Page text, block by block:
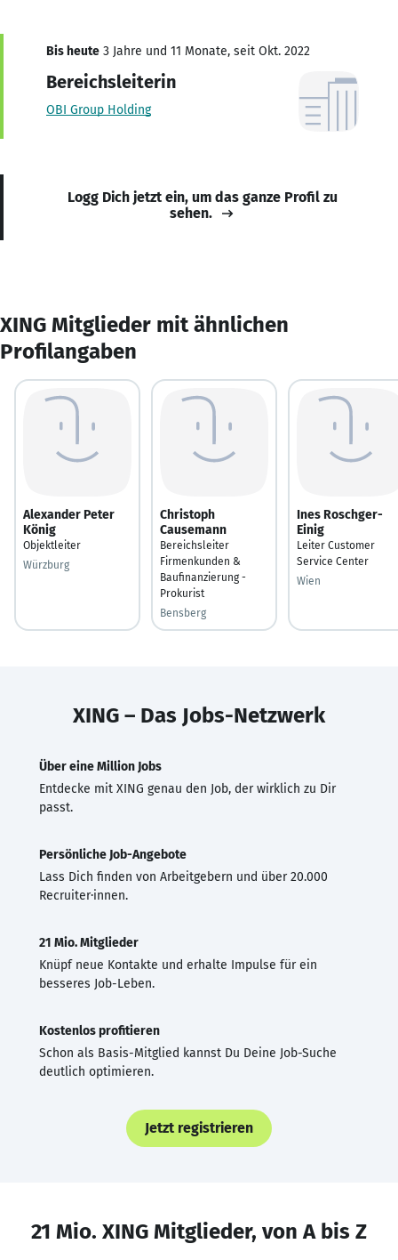
Bis heute 3 Jahre und 11 Monate, seit Okt. 2022
Bereichsleiterin
OBI Group Holding
Logg Dich jetzt ein, um das ganze Profil zu
sehen.
XING Mitglieder mit ähnlichen
Profilangaben
Alexander Peter
König
Objektleiter
Würzburg
Christoph
Causemann
Bereichsleiter
Firmenkunden &
Baufinanzierung -
Prokurist
Bensberg
Ines Roschger-
Einig
Leiter Customer
Service Center
Wien
XING – Das Jobs-Netzwerk
Über eine Million Jobs
Entdecke mit XING genau den Job, der wirklich zu Dir
passt.
Persönliche Job-Angebote
Lass Dich finden von Arbeitgebern und über 20.000
Recruiter·innen.
21 Mio. Mitglieder
Knüpf neue Kontakte und erhalte Impulse für ein
besseres Job-Leben.
Kostenlos profitieren
Schon als Basis-Mitglied kannst Du Deine Job-Suche
deutlich optimieren.
Jetzt registrieren
21 Mio. XING Mitglieder, von A bis Z